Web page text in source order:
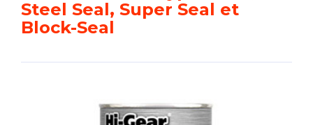
Steel Seal, Super Seal et
Block-Seal